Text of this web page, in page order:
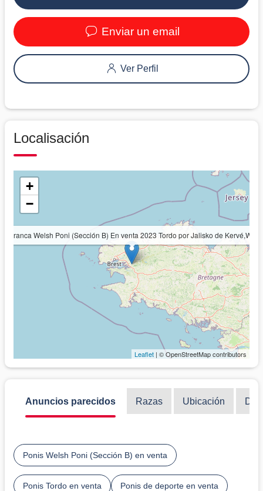
Enviar un email
Ver Perfil
Localisación
Potranca Welsh Poni (Sección B) En venta 2023 Tordo por Jalisko de Kervé,WTC
+
−
Leaflet | © OpenStreetMap contributors
Anuncios parecidos Razas Ubicación
Ponis Welsh Poni (Sección B) en venta
Ponis Tordo en venta Ponis de deporte en venta